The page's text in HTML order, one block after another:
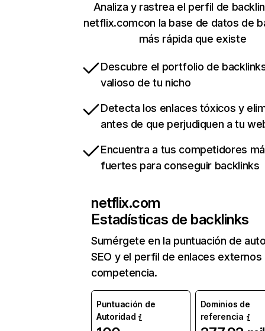
Analiza y rastrea el perfil de
netflix.comcon la base de datos de
más rápida que existe
Descubre el portfolio de
valioso de tu nicho
Detecta los enlaces tóxicos y
antes de que perjudiquen a tu
Encuentra a tus competidores
fuertes para conseguir backlinks
netflix.com
Estadísticas de backlinks
Sumérgete en la puntuación de
SEO y el perfil de enlaces externos
competencia.
Puntuación de
Autoridad
Dominios de
referencia